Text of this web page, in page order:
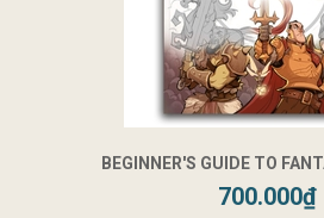
BEGINNER'S GUIDE TO
700.000₫